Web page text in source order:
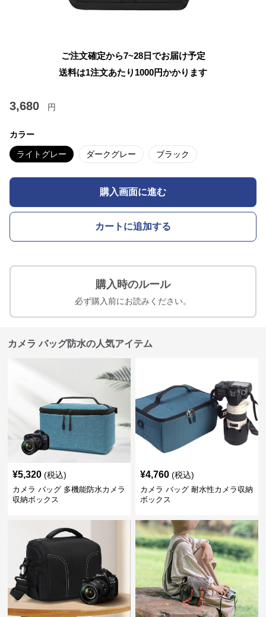
ご注文確定から7~28日でお届け予定
送料は1注文あたり 1000円かかります
3,680 円
カラー
ライトグレー ダークグレー ブラック
購入画面に進む
カートに追加する
購入時のルール
必ず購入前にお読みください。
カメラ バッグ防水の人気アイテム
¥5,320 (税込)
カメラ バッグ 多機能防水カメラ
収納ボックス
¥4,760 (税込)
カメラ バッグ 耐水性カメラ収納
ボックス